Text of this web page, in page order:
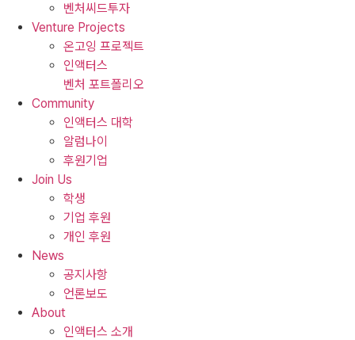
벤처씨드투자
Venture Projects
온고잉 프로젝트
인액터스
벤처 포트폴리오
Community
인액터스 대학
알럼나이
후원기업
Join Us
학생
기업 후원
개인 후원
News
공지사항
언론보도
About
인액터스 소개